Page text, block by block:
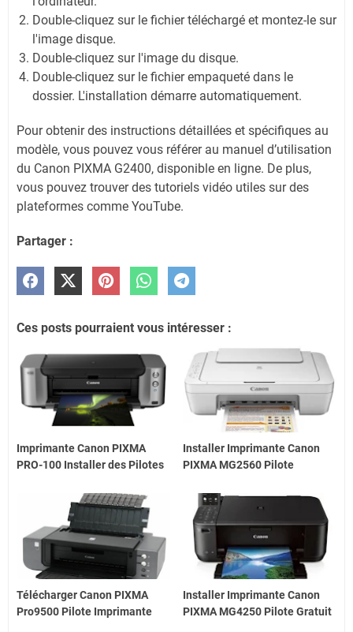
Double-cliquez sur le fichier téléchargé et montez-le sur
l'image disque.
Double-cliquez sur l'image du disque.
Double-cliquez sur le fichier empaqueté dans le
dossier. L'installation démarre automatiquement.
Pour obtenir des instructions détaillées et spécifiques au
modèle, vous pouvez vous référer au manuel d’utilisation
du Canon PIXMA G2400, disponible en ligne. De plus,
vous pouvez trouver des tutoriels vidéo utiles sur des
plateformes comme YouTube.
Partager :
Ces posts pourraient vous intéresser :
Imprimante Canon PIXMA
PRO-100 Installer des Pilotes
Installer Imprimante Canon
PIXMA MG2560 Pilote
Télécharger Canon PIXMA
Pro9500 Pilote Imprimante
Installer Imprimante Canon
PIXMA MG4250 Pilote Gratuit